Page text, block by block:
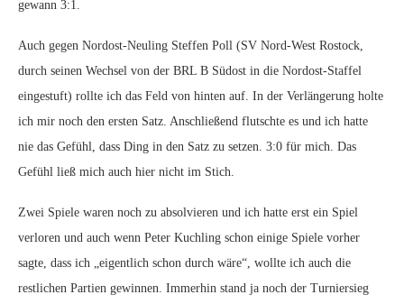
gewann 3:1.
Auch gegen Nordost-Neuling Steffen Poll (SV Nord-West Rostock,
durch seinen Wechsel von der BRL B Südost in die Nordost-Staffel
eingestuft) rollte ich das Feld von hinten auf. In der Verlängerung holte
ich mir noch den ersten Satz. Anschließend flutschte es und ich hatte
nie das Gefühl, dass Ding in den Satz zu setzen. 3:0 für mich. Das
Gefühl ließ mich auch hier nicht im Stich.
Zwei Spiele waren noch zu absolvieren und ich hatte erst ein Spiel
verloren und auch wenn Peter Kuchling schon einige Spiele vorher
sagte, dass ich „eigentlich schon durch wäre“, wollte ich auch die
restlichen Partien gewinnen. Immerhin stand ja noch der Turniersieg